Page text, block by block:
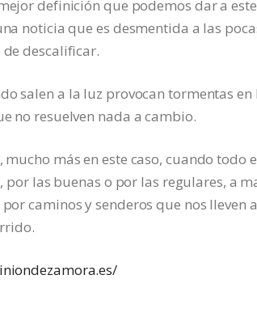
definición que podemos dar a
noticia que es desmentida a las
descalificar.
salen a la luz provocan tormentas
no resuelven nada a cambio.
más en este caso, cuando todo
por las buenas o por las regulares, a
caminos y senderos que nos lleven